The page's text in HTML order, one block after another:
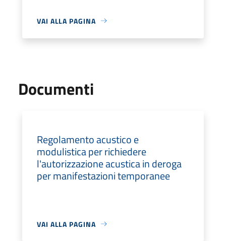
VAI ALLA PAGINA
Documenti
Regolamento acustico e
modulistica per richiedere
l'autorizzazione acustica in deroga
per manifestazioni temporanee
VAI ALLA PAGINA